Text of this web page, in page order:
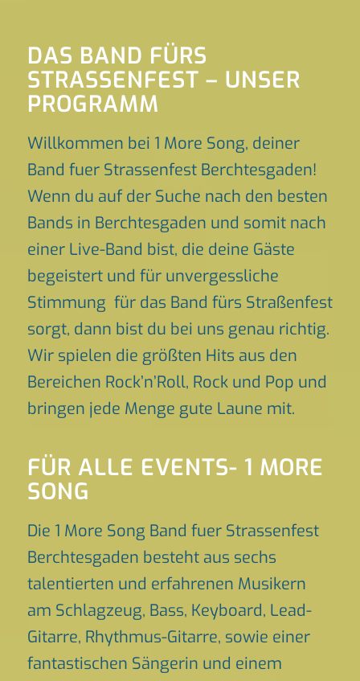
DAS BAND FÜRS
STRASSENFEST – UNSER P
ROGRAMM
Willkommen bei 1 More Song, deiner
Band fuer Strassenfest Berchtesgaden!
Wenn du auf der Suche nach den besten
Bands in Berchtesgaden und somit nach
einer Live-Band bist, die deine Gäste
begeistert und für unvergessliche
Stimmung für das Band fürs Straßenfest
sorgt, dann bist du bei uns genau richtig.
Wir spielen die größten Hits aus den
Bereichen Rock’n’Roll, Rock und Pop und
bringen jede Menge gute Laune mit.
FÜR ALLE EVENTS- 1 MORE
SONG
Die 1 More Song Band fuer Strassenfest
Berchtesgaden besteht aus sechs
talentierten und erfahrenen Musikern
am Schlagzeug, Bass, Keyboard, Lead-
Gitarre, Rhythmus-Gitarre, sowie einer
fantastischen Sängerin und einem